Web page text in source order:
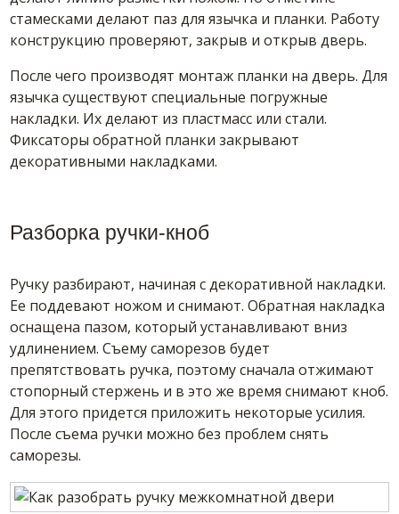
стамесками делают паз для язычка и планки. Работу
конструкцию проверяют, закрыв и открыв дверь.
После чего производят монтаж планки на дверь. Для
язычка существуют специальные погружные
накладки. Их делают из пластмасс или стали.
Фиксаторы обратной планки закрывают
декоративными накладками.
Разборка ручки-кноб
Ручку разбирают, начиная с декоративной накладки.
Ее поддевают ножом и снимают. Обратная накладка
оснащена пазом, который устанавливают вниз
удлинением. Съему саморезов будет
препятствовать ручка, поэтому сначала отжимают
стопорный стержень и в это же время снимают кноб.
Для этого придется приложить некоторые усилия.
После съема ручки можно без проблем снять
саморезы.